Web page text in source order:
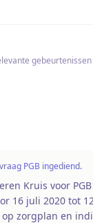
PGB ingediend.
Kruis voor
16 juli 2020 tot
op zorgplan en